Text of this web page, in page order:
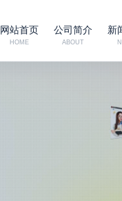
网站首页
HOME
公司简介
ABOUT
新